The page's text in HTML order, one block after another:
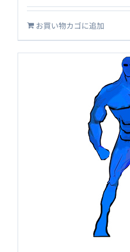
お買い物カゴに追加